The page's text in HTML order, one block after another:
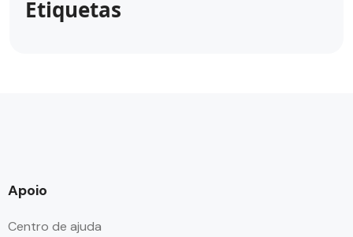
Etiquetas
Apoio
Centro de ajuda